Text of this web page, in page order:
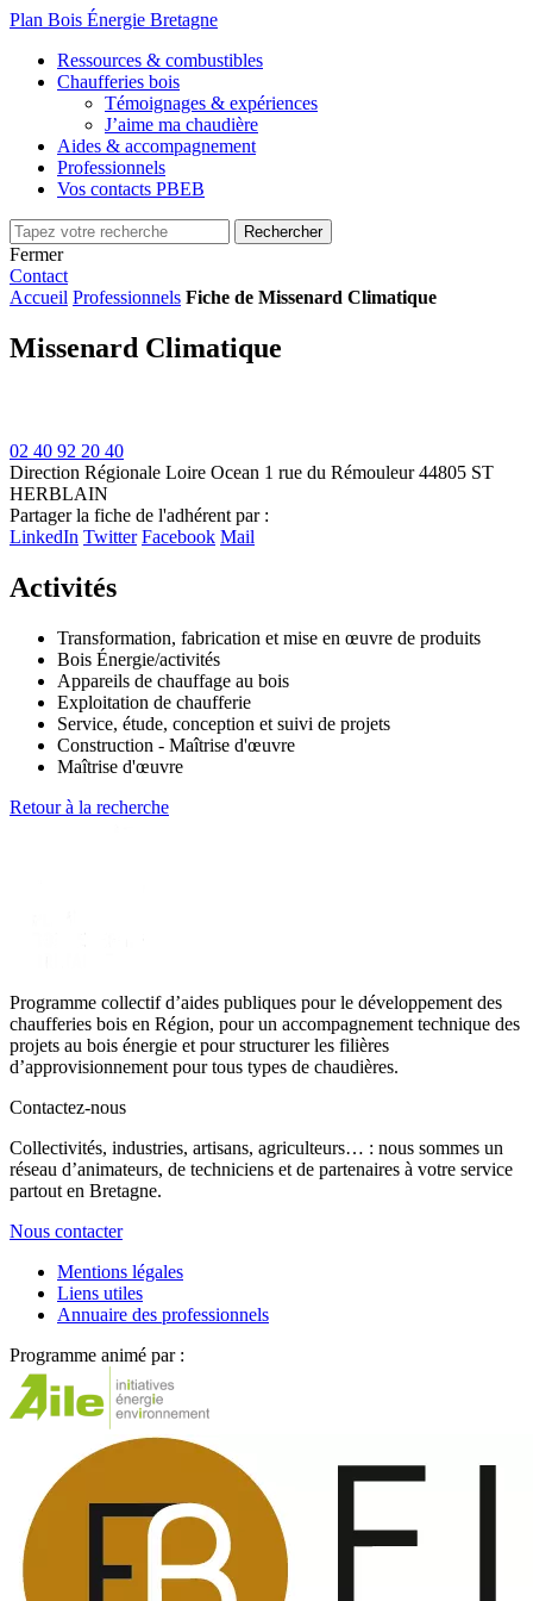
Plan Bois Énergie Bretagne
Ressources & combustibles
Chaufferies bois
Témoignages & expériences
J’aime ma chaudière
Aides & accompagnement
Professionnels
Vos contacts PBEB
Fermer
Contact
Accueil Professionnels Fiche de Missenard Climatique
Missenard Climatique
02 40 92 20 40
Direction Régionale Loire Ocean 1 rue du Rémouleur 44805 ST
HERBLAIN
Partager la fiche de l'adhérent par :
LinkedIn Twitter Facebook Mail
Activités
Transformation, fabrication et mise en œuvre de produits
Bois Énergie/activités
Appareils de chauffage au bois
Exploitation de chaufferie
Service, étude, conception et suivi de projets
Construction - Maîtrise d'œuvre
Maîtrise d'œuvre
Retour à la recherche
Programme collectif d’aides publiques pour le développement des
chaufferies bois en Région, pour un accompagnement technique des
projets au bois énergie et pour structurer les filières
d’approvisionnement pour tous types de chaudières.
Contactez-nous
Collectivités, industries, artisans, agriculteurs… : nous sommes un
réseau d’animateurs, de techniciens et de partenaires à votre service
partout en Bretagne.
Nous contacter
Mentions légales
Liens utiles
Annuaire des professionnels
Programme animé par :